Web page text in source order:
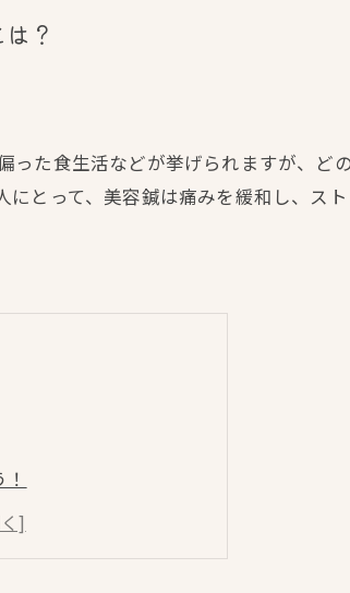
？
た食生活などが挙げられますが、ど
とって、美容鍼は痛みを緩和し、ス
選ぶ
す！